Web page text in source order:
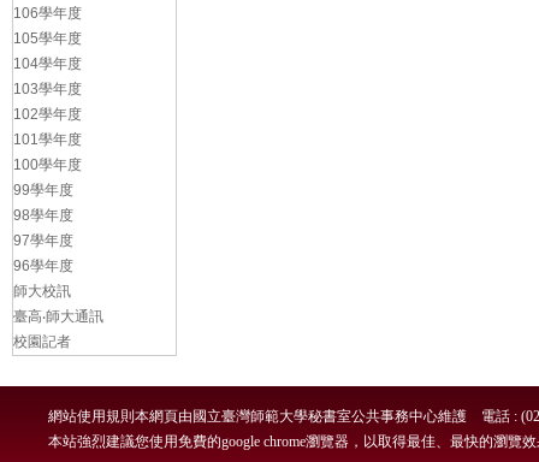
106學年度
105學年度
104學年度
103學年度
102學年度
101學年度
100學年度
99學年度
98學年度
97學年度
96學年度
師大校訊
臺高‧師大通訊
校園記者
本網頁由國立臺灣師範大學秘書室公共事務中心維護 電話 :
網站使用規則
本站強烈建議您使用免費的google chrome瀏覽器，以取得最佳、最快的瀏覽